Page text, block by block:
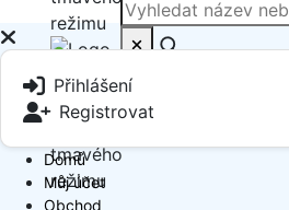
Produkt
Book Author
Přihlášení
Registrovat
Domů
Můj účet
Obchod